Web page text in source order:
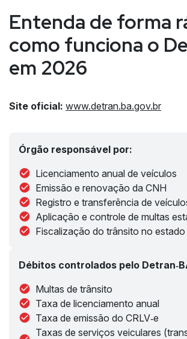
Entenda de forma
como funciona o
em 2026
Site oficial: www.detran.ba.gov.br
Órgão responsável por:
Licenciamento anual de veículos
Emissão e renovação da CNH
Registro e transferência de
Aplicação e controle de multas
Fiscalização do trânsito no estado
Débitos controlados pelo
Multas de trânsito
Taxa de licenciamento anual
Taxa de emissão do CRLV‑e
Taxas de serviços veiculares